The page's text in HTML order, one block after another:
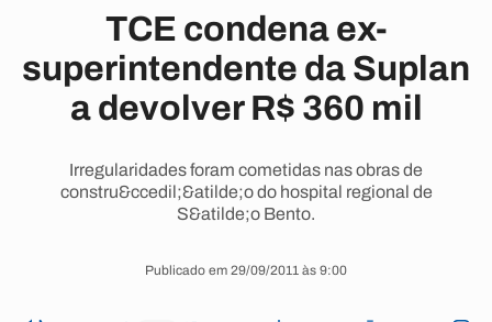
TCE condena ex-
superintendente da Suplan
a devolver R$ 360 mil
Irregularidades foram cometidas nas obras de
constru&ccedil;&atilde;o do hospital regional de
S&atilde;o Bento.
Publicado em 29/09/2011 às 9:00